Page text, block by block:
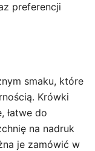
preferencji
smaku, które
Krówki
łatwe do
na nadruk
je zamówić w